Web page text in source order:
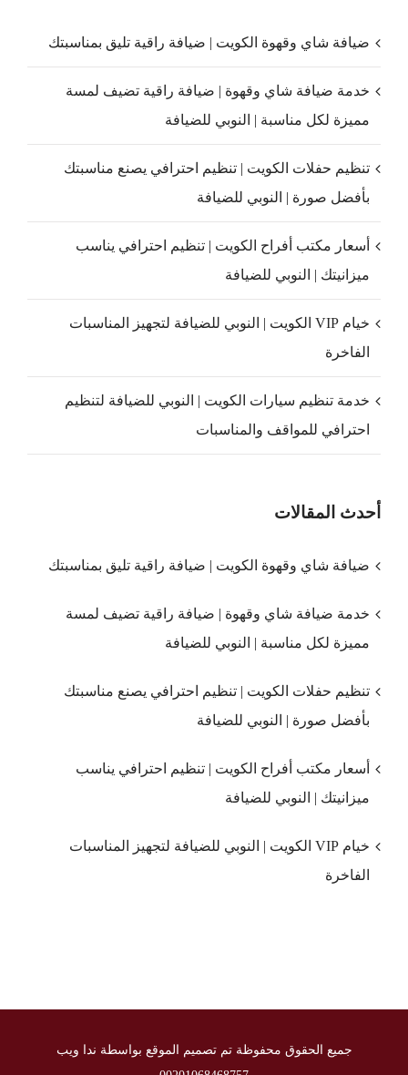
ضيافة شاي وقهوة الكويت | ضيافة راقية تليق بمناسبتك
خدمة ضيافة شاي وقهوة | ضيافة راقية تضيف لمسة
مميزة لكل مناسبة | النوبي للضيافة
تنظيم حفلات الكويت | تنظيم احترافي يصنع مناسبتك
بأفضل صورة | النوبي للضيافة
أسعار مكتب أفراح الكويت | تنظيم احترافي يناسب
ميزانيتك | النوبي للضيافة
خيام VIP الكويت | النوبي للضيافة لتجهيز المناسبات
الفاخرة
خدمة تنظيم سيارات الكويت | النوبي للضيافة لتنظيم
احترافي للمواقف والمناسبات
أحدث المقالات
ضيافة شاي وقهوة الكويت | ضيافة راقية تليق بمناسبتك
خدمة ضيافة شاي وقهوة | ضيافة راقية تضيف لمسة
مميزة لكل مناسبة | النوبي للضيافة
تنظيم حفلات الكويت | تنظيم احترافي يصنع مناسبتك
بأفضل صورة | النوبي للضيافة
أسعار مكتب أفراح الكويت | تنظيم احترافي يناسب
ميزانيتك | النوبي للضيافة
خيام VIP الكويت | النوبي للضيافة لتجهيز المناسبات
الفاخرة
جميع الحقوق محفوظة تم تصميم الموقع بواسطة ندا ويب